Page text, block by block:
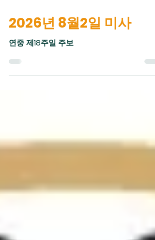
2026년 8월2일 미사
연중 제18주일 주보